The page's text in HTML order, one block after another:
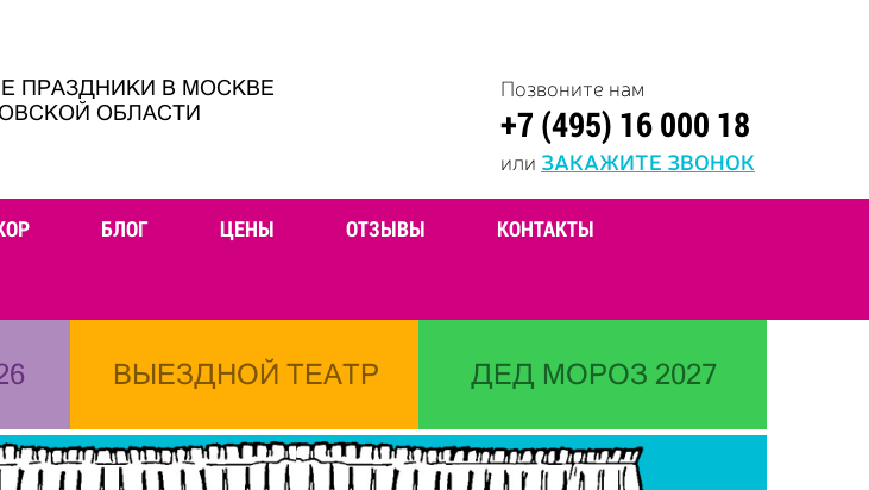
ПРАЗДНИКИ В МОСКВЕ
ОБЛАСТИ
Позвоните нам
+7 (495) 16 000 18
или ЗАКАЖИТЕ ЗВОНОК
БЛОГ ЦЕНЫ ОТЗЫВЫ КОНТАКТЫ
ВЫЕЗДНОЙ ТЕАТР ДЕД МОРОЗ 2027